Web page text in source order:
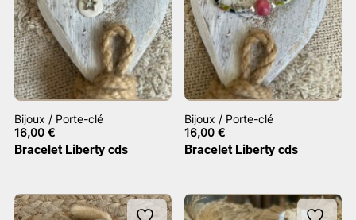
Bijoux / Porte-clé
16,00 €
Bracelet Liberty cds
Bijoux / Porte-clé
16,00€
Bracelet Liberty cds